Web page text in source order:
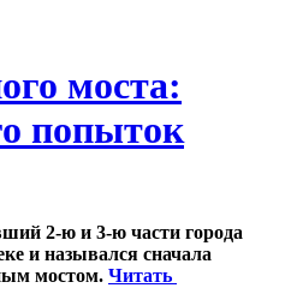
моста:
попыток
2-ю и 3-ю части города
и назывался сначала
мостом. Читать